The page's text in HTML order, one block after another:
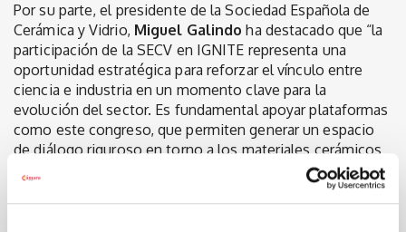
Por su parte, el presidente de la Sociedad Española de
Cerámica y Vidrio, Miguel Galindo ha destacado que “la
participación de la SECV en IGNITE representa una
oportunidad estratégica para reforzar el vínculo entre
ciencia e industria en un momento clave para la
evolución del sector. Es fundamental apoyar plataformas
como este congreso, que permiten generar un espacio
de diálogo riguroso en torno a los materiales cerámicos
avanzados y sus aplicaciones, facilitando que el
conocimiento científico se traduzca en innovación real
en las empresas”.